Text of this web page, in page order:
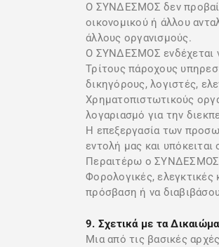
Ο ΣΥΝΔΕΣΜΟΣ δεν
οικονομικού ή άλλου
άλλους οργανισμούς.
Ο ΣΥΝΔΕΣΜΟΣ ενδέχεται
Τρίτους πάροχους
δικηγόρους, λογιστές,
Χρηματοπιστωτικούς
λογαριασμό για την
Η επεξεργασία των
εντολή μας και
Περαιτέρω ο ΣΥΝΔΕΣΜΟΣ
Φορολογικές,
πρόσβαση ή να
9. Σχετικά με τα
Μια από τις βασικές